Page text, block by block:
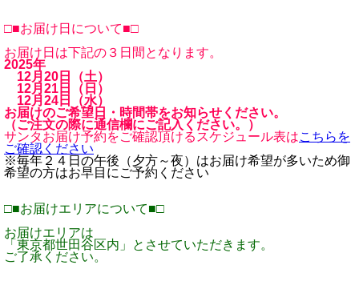
□■お届け日について■□
お届け日は下記の３日間となります。
2025年
12月20日（土）
12月21日（日）
12月24日（水）
お届けのご希望日・時間帯をお知らせください。
（ご注文の際に通信欄にご記入ください。）
サンタお届け予約をご確認頂けるスケジュール表はこちらを
ご確認ください
※毎年２４日の午後（夕方～夜）はお届け希望が多いため御
希望の方はお早目にご予約ください
□■お届けエリアについて■□
お届けエリアは
「東京都世田谷区内」とさせていただきます。
ご了承ください。